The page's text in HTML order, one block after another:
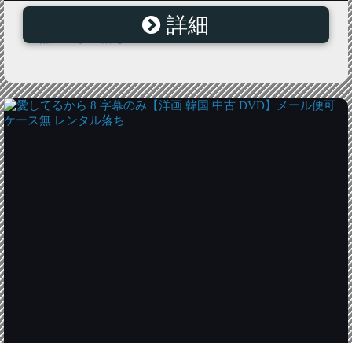
われらの天国 4【洋画 韓国 中古 DVD】メール便可 ケー
詳細